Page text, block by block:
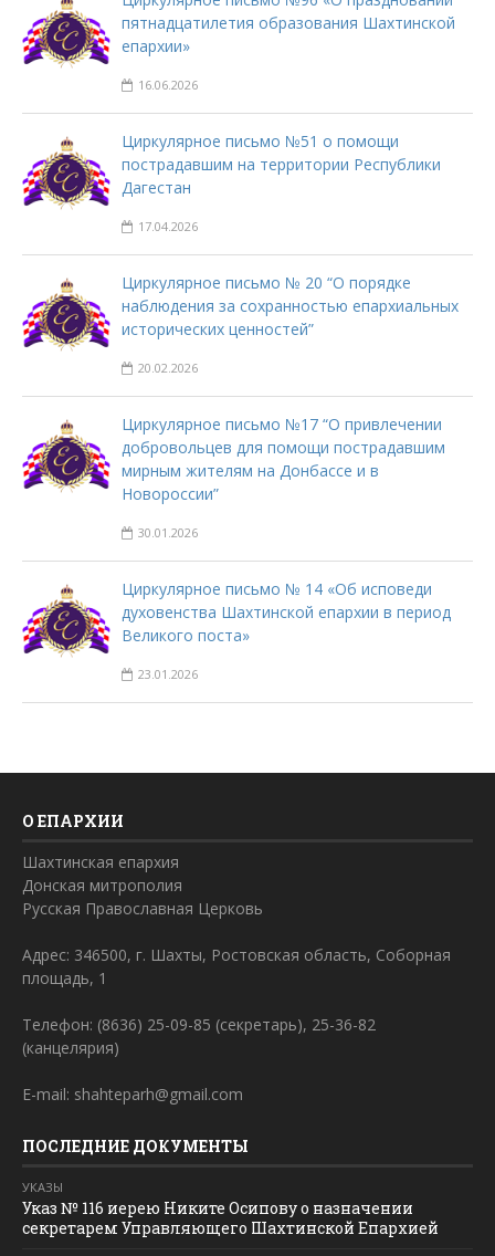
пятнадцатилетия образования Шахтинской
епархии»
16.06.2026
Циркулярное письмо №51 о помощи
пострадавшим на территории Республики
Дагестан
17.04.2026
Циркулярное письмо № 20 “О порядке
наблюдения за сохранностью епархиальных
исторических ценностей”
20.02.2026
Циркулярное письмо №17 “О привлечении
добровольцев для помощи пострадавшим
мирным жителям на Донбассе и в
Новороссии”
30.01.2026
Циркулярное письмо № 14 «Об исповеди
духовенства Шахтинской епархии в период
Великого поста»
23.01.2026
О ЕПАРХИИ
Шахтинская епархия
Донская митрополия
Русская Православная Церковь
Адрес: 346500, г. Шахты, Ростовская область, Соборная
площадь, 1
Телефон: (8636) 25-09-85 (секретарь), 25-36-82
(канцелярия)
E-mail: shahteparh@gmail.com
ПОСЛЕДНИЕ ДОКУМЕНТЫ
УКАЗЫ
Указ № 116 иерею Никите Осипову о назначении
секретарем Управляющего Шахтинской Епархией